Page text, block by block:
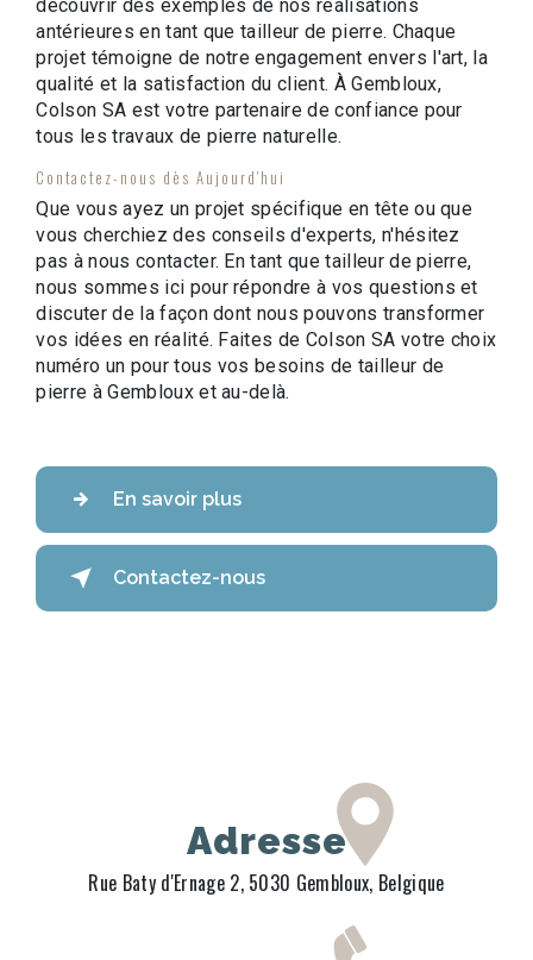
découvrir des exemples de nos réalisations
antérieures en tant que tailleur de pierre. Chaque
projet témoigne de notre engagement envers l'art, la
qualité et la satisfaction du client. À Gembloux,
Colson SA est votre partenaire de confiance pour
tous les travaux de pierre naturelle.
Contactez-nous dès Aujourd'hui
Que vous ayez un projet spécifique en tête ou que
vous cherchiez des conseils d'experts, n'hésitez
pas à nous contacter. En tant que tailleur de pierre,
nous sommes ici pour répondre à vos questions et
discuter de la façon dont nous pouvons transformer
vos idées en réalité. Faites de Colson SA votre choix
numéro un pour tous vos besoins de tailleur de
pierre à Gembloux et au-delà.
En savoir plus
Contactez-nous
Adresse
Rue Baty d'Ernage 2, 5030 Gembloux, Belgique